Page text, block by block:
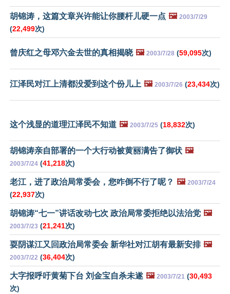
胡锦涛，这篇文章兴许能让你腰杆儿硬一点 🖼️ 2003/7/29
(22,499次)
曾庆红之母邓六金去世的真相揭晓 🖼️ 2003/7/28 (59,095次)
江泽民对江上清都没爱到这个份儿上 🖼️ 2003/7/26 (23,434次)
这个浅显的道理江泽民不知道 🖼️ 2003/7/25 (18,832次)
胡锦涛亲自部署的一个大行动被黄丽满告了御状 🖼️
2003/7/24 (41,218次)
老江，进了政治局常委会，您咋倒不行了呢？ 🖼️ 2003/7/24
(22,937次)
胡锦涛“七一”讲话改动七次 政治局常委拒绝以法治党 🖼️
2003/7/23 (21,241次)
耍阴谋江又回政治局常委会 新华社对江胡有最新安排 🖼️
2003/7/22 (36,404次)
大字报呼吁黄菊下台 刘金宝自杀未遂 🖼️ 2003/7/21 (30,493
次)